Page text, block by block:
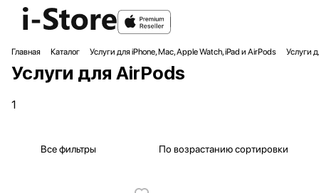
Главная Каталог Услуги для iPhone, Mac, Apple Watch, iPad и AirPods Услуги
Услуги для AirPods
1
Все фильтры По возрастанию сортировки